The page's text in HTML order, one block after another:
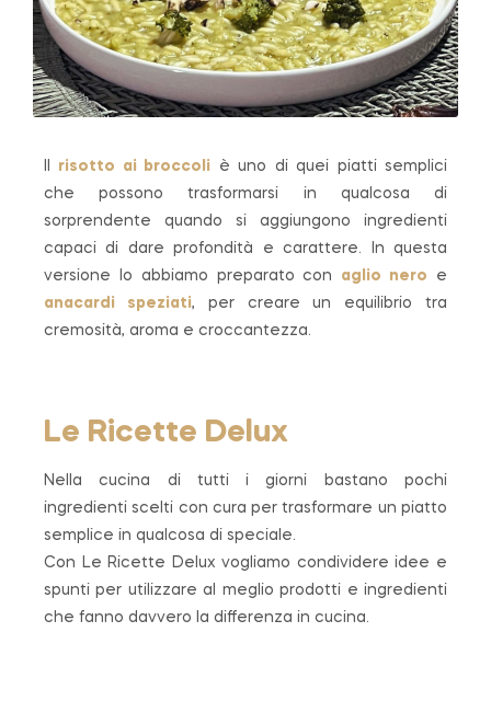
risotto ai broccoli è uno di quei piatti semplici
che possono trasformarsi in qualcosa di
sorprendente quando si aggiungono ingredienti
capaci di dare profondità e carattere. In questa
versione lo abbiamo preparato con aglio nero e
anacardi speziati, per creare un equilibrio tra
cremosità, aroma e croccantezza.
Le Ricette Delux
Nella cucina di tutti i giorni bastano pochi
ingredienti scelti con cura per trasformare un piatto
semplice in qualcosa di speciale.
Con Le Ricette Delux vogliamo condividere idee e
spunti per utilizzare al meglio prodotti e ingredienti
che fanno davvero la differenza in cucina.